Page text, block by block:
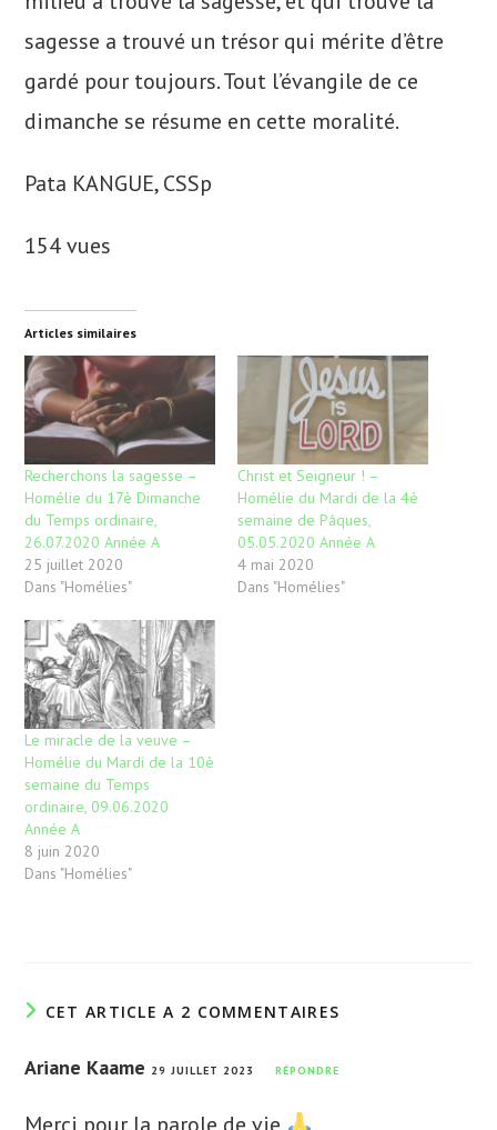
sagesse a trouvé un trésor qui mérite d’être
gardé pour toujours. Tout l’évangile de ce
dimanche se résume en cette moralité.
Pata KANGUE, CSSp
154 vues
Articles similaires
Recherchons la sagesse –
Homélie du 17è Dimanche
du Temps ordinaire,
26.07.2020 Année A
25 juillet 2020
Dans "Homélies"
Christ et Seigneur ! –
Homélie du Mardi de la 4è
semaine de Pâques,
05.05.2020 Année A
4 mai 2020
Dans "Homélies"
Le miracle de la veuve –
Homélie du Mardi de la 10è
semaine du Temps
ordinaire, 09.06.2020
Année A
8 juin 2020
Dans "Homélies"
CET ARTICLE A 2 COMMENTAIRES
Ariane Kaame 29 JUILLET 2023 RÉPONDRE